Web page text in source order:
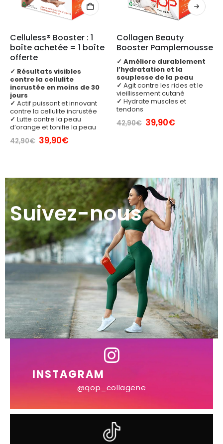
Celluless® Booster : 1
boîte achetée = 1 boîte
offerte
✓ Résultats visibles
contre la cellulite
incrustée en moins de 30
jours
✓ Actif puissant et innovant
contre la cellulite incrustée
✓ Lutte contre la peau
d’orange et tonifie la peau
42,90€ Le
prix
39,90€Le
Collagen Beauty
Booster Pamplemousse
✓ Améliore durablement
l’hydratation et la
souplesse de la peau
✓ Agit contre les rides et le
vieillissement cutané
✓ Hydrate muscles et
tendons
42,90€ Le
prix
39,90€Le
Suivez-nous
INSTAGRAM
@qop_collagene